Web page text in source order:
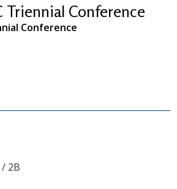
Triennial Conference
Conference
2B